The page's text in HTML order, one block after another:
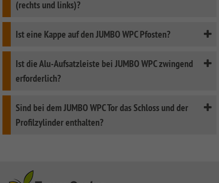
(rechts und links)?
Ist eine Kappe auf den JUMBO WPC Pfosten?
Ist die Alu-Aufsatzleiste bei JUMBO WPC zwingend
erforderlich?
Sind bei dem JUMBO WPC Tor das Schloss und der
Profilzylinder enthalten?